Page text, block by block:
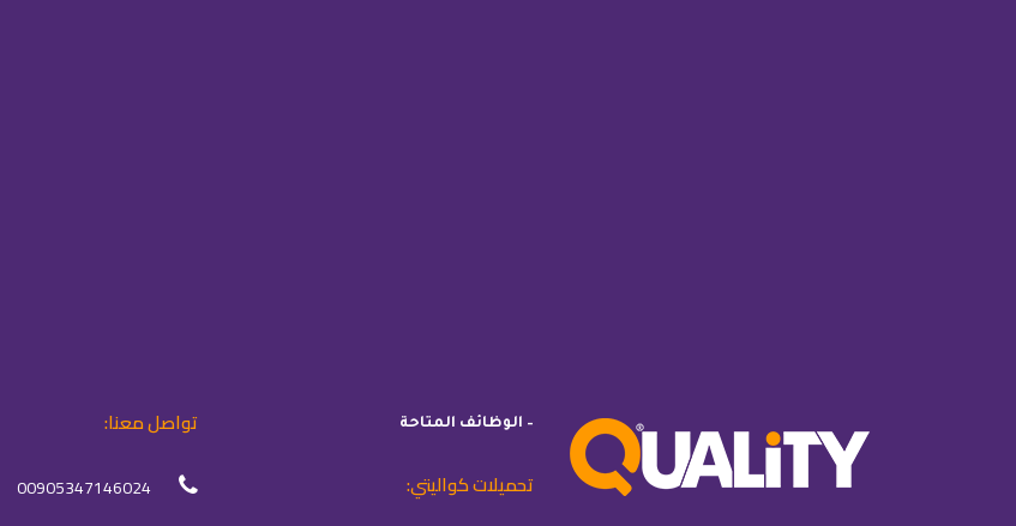
– الوظائف المتاحة
تحميلات كواليتي:
تواصل معنا:
00905347146024